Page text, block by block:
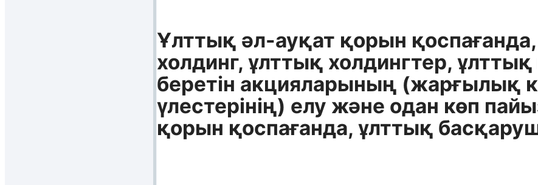
Ұлттық әл-ауқат қорын
холдинг, ұлттық холдингтер,
беретін акцияларының (жарғылық
үлестерінің) елу және одан көп
қорын қоспағанда, ұлттық